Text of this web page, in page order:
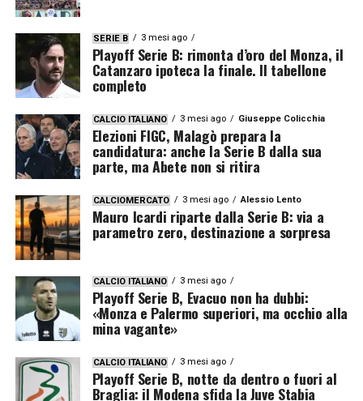
SERIE B 3 mesi ago
Playoff Serie B: rimonta d’oro del Monza, il
Catanzaro ipoteca la finale. Il tabellone
completo
CALCIO ITALIANO 3 mesi ago Giuseppe Colicchia
Elezioni FIGC, Malagò prepara la
candidatura: anche la Serie B dalla sua
parte, ma Abete non si ritira
CALCIOMERCATO 3 mesi ago Alessio Lento
Mauro Icardi riparte dalla Serie B: via a
parametro zero, destinazione a sorpresa
CALCIO ITALIANO 3 mesi ago
Playoff Serie B, Evacuo non ha dubbi:
«Monza e Palermo superiori, ma occhio alla
mina vagante»
CALCIO ITALIANO 3 mesi ago
Playoff Serie B, notte da dentro o fuori al
Braglia: il Modena sfida la Juve Stabia